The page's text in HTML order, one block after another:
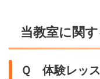
当教室に関
Ｑ 体験レッ